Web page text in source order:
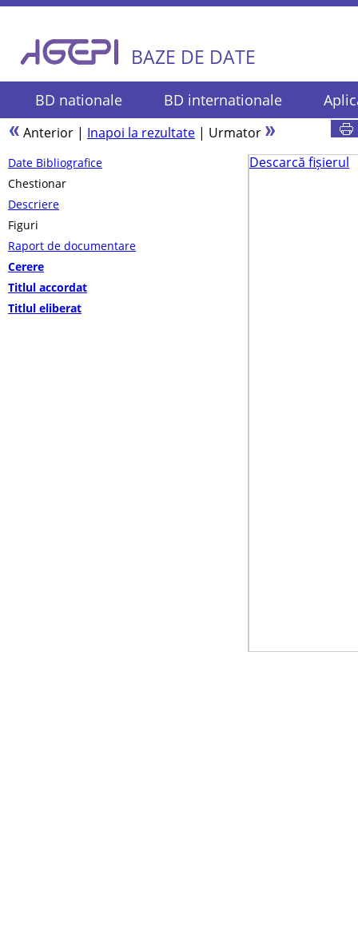
BAZE DE DATE
BD nationale BD internationale
Anterior | Inapoi la rezultate | Urmator
Date Bibliografice
Chestionar
Descriere
Figuri
Raport de documentare
Cerere
Titlul accordat
Titlul eliberat
Descarcă fișierul